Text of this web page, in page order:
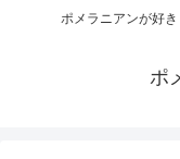
ポメラニアンが好
ポ